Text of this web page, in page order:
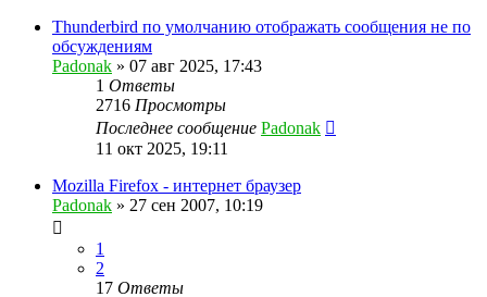
Thunderbird по умолчанию отображать сообщения не по
обсуждениям
Padonak » 07 авг 2025, 17:43
1 Ответы
2716 Просмотры
Последнее сообщение Padonak
11 окт 2025, 19:11
Mozilla Firefox - интернет браузер
Padonak » 27 сен 2007, 10:19
1
2
17 Ответы